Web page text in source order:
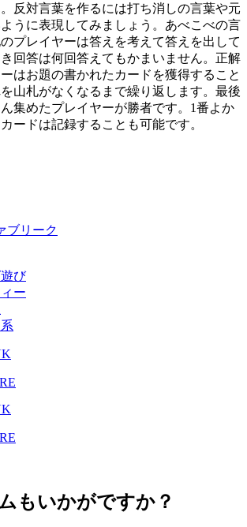
反対言葉を作るには打ち消しの言葉や元
うに表現してみましょう。あべこべの言
プレイヤーは答えを考えて答えを出して
回答は何回答えてもかまいません。正解
はお題の書かれたカードを獲得すること
山札がなくなるまで繰り返します。最後
集めたプレイヤーが勝者です。1番よか
ードは記録することも可能です。
ブリーク
び
ー
もいかがですか？